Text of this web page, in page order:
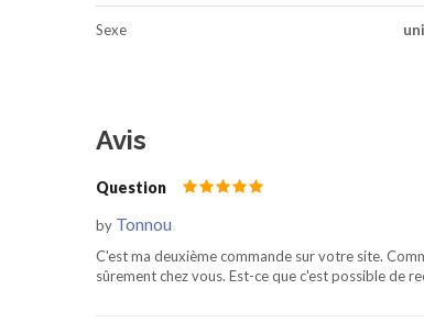
Sexe
Avis
Question
by Tonnou
C'est ma deuxième commande sur votre site.
sûrement chez vous. Est-ce que c'est possible de